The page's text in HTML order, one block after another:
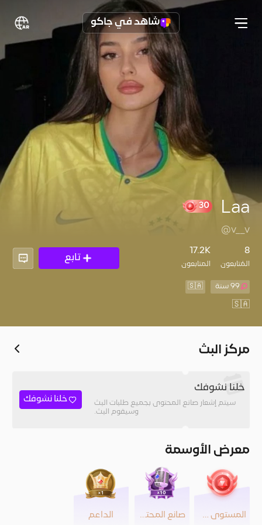
شاهد في جاكو
Laa
@v__v
8
المُتابعون
17.2K
المتابعون
تابع
99 سنة 🇸🇦
🇸🇦
مركز البث
خلنا نشوفك
سيتم إشعار صانع المحتوى بجميع طلبات البث
وسيقوم البث.
خلنا نشوفك
معرض الأوسمة
المستوى 30 صانع المحتوى الداعم